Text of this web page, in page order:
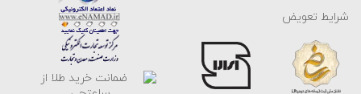
شرایط تعویض